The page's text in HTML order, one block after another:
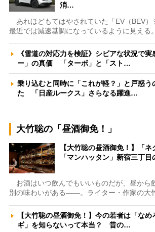
消…
あれほどもてはやされていた「EV（BEV）
最近では減速基調になっているように見える
《雪道の対応力を検証》シビアな状況で
ー」の真価 「ターボ」と「スト…
乗り込むと同時に「これが軽？」と戸惑う
た 「日産ルークス」さらなる躍進…
大竹聡の「昼酒御免！」
【大竹聡の昼酒御免！】「ネ
「マンハッタン」新宿三丁
お酒はいつ飲んでもいいものだが、昼から
別の味わいがある――。ライター・作家の大
【大竹聡の昼酒御免！】今の若者は「な
ギ」を知らないって本当？ 昔の…